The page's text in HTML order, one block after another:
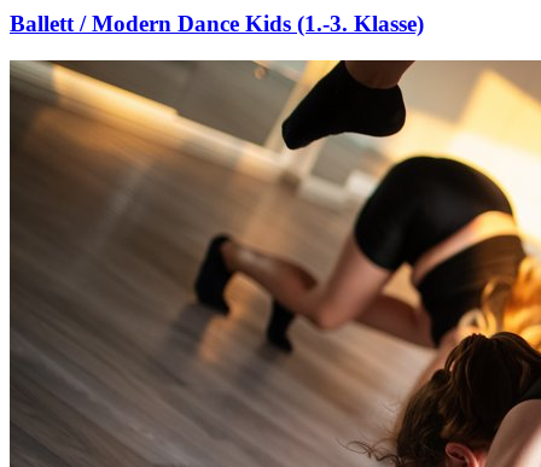
Ballett / Modern Dance Kids (1.-3. Klasse)